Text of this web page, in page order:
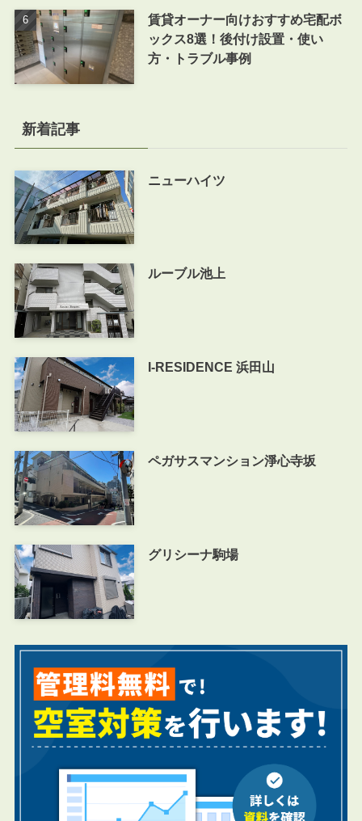
賃貸オーナー向けおすすめ宅配ボ
ックス8選！後付け設置・使い
方・トラブル事例
新着記事
ニューハイツ
ルーブル池上
I-RESIDENCE 浜田山
ペガサスマンション淨心寺坂
グリシーナ駒場